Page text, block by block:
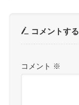
コメントする
コメント ※